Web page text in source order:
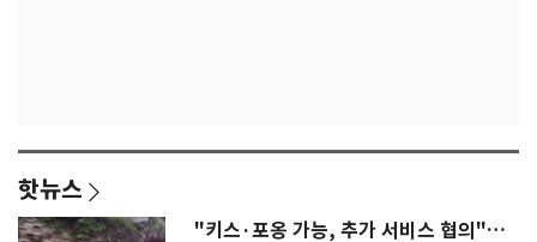
핫뉴스
"키스·포옹 가능, 추가 서비스 협의"…